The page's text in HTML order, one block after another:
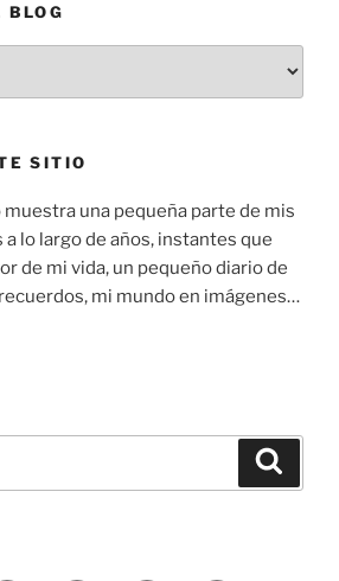
BLOG
SITIO
una pequeña parte de mis
lo largo de años, instantes que
de mi vida, un pequeño diario de
mi mundo en imágenes…